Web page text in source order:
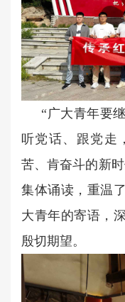
“广大青年要
听党话、跟党走
苦、肯奋斗的新
集体诵读，重温
大青年的寄语，
殷切期望。